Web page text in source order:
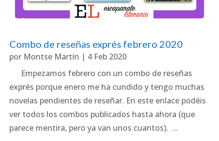
Combo de reseñas exprés febrero 2020
por Montse Martín | 4 Feb 2020
Empezamos febrero con un combo de reseñas
exprés porque enero me ha cundido y tengo muchas
novelas pendientes de reseñar. En este enlace podéis
ver todos los combos publicados hasta ahora (que
parece mentira, pero ya van unos cuantos). ...